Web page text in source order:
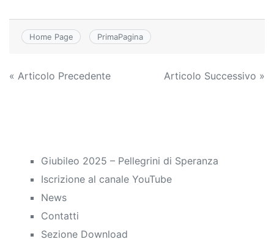
Home Page PrimaPagina
Navigazione
« Articolo Precedente Articolo Successivo »
Giubileo 2025 – Pellegrini di Speranza
Iscrizione al canale YouTube
News
Contatti
Sezione Download